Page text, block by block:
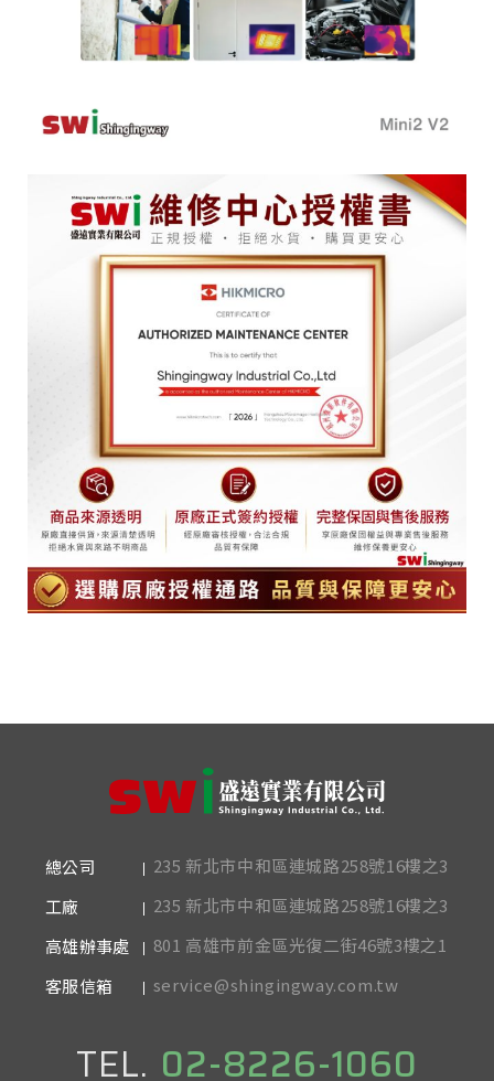
總公司
235 新北市中和區連城路258號16樓之3
工廠
235 新北市中和區連城路258號16樓之3
高雄辦事處
801 高雄市前金區光復二街46號3樓之1
客服信箱
service@shingingway.com.tw
TEL. 02-8226-1060